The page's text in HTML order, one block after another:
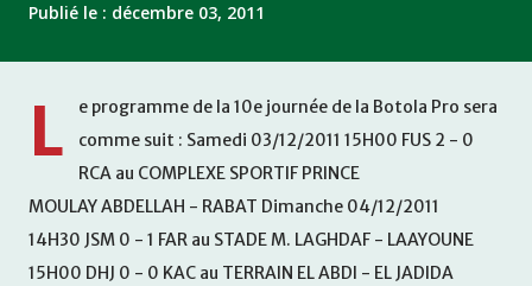
Publié le : décembre 03, 2011
L
e programme de la 10e journée de la Botola Pro sera
comme suit : Samedi 03/12/2011 15H00 FUS 2 - 0
RCA au COMPLEXE SPORTIF PRINCE
MOULAY ABDELLAH - RABAT Dimanche 04/12/2011
14H30 JSM 0 - 1 FAR au STADE M. LAGHDAF - LAAYOUNE
15H00 DHJ 0 - 0 KAC au TERRAIN EL ABDI - EL JADIDA